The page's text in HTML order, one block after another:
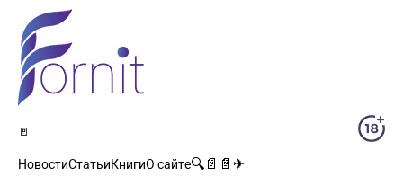
🚪
НовостиСтатьиКнигиО сайте🔍 📄 📄 ✈